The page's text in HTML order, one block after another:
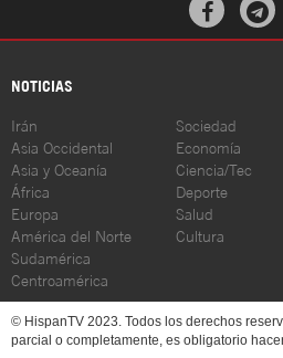
NOTICIAS
Irán
Asia Occidental
Asia y Oceanía
África
Europa
América del Norte
Sudamérica
Centroamérica
Sociedad
Economía
Ciencia/Tec
Deporte
Salud
Cultura
© HispanTV 2023. Todos los derechos
parcial o completamente, es obligatorio